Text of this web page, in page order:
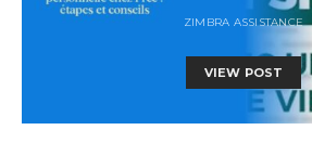
ZIMBRA ASSISTANCE
VIEW POST